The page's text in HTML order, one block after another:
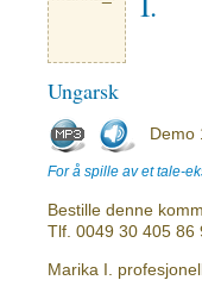
Ungarsk
Demo
For å spille av et tale-
Bestille denne
Tlf. 0049 30 405 86
Marika I.